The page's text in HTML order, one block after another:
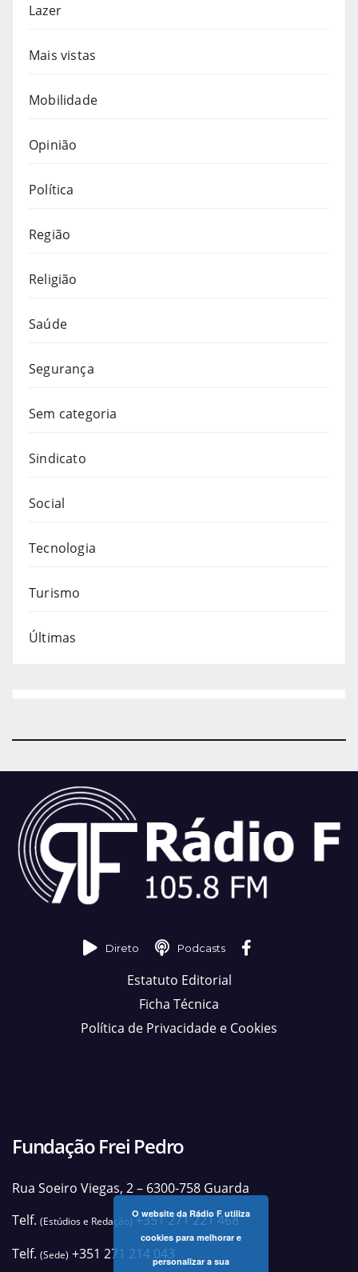
Lazer
Mais vistas
Mobilidade
Opinião
Política
Região
Religião
Saúde
Segurança
Sem categoria
Sindicato
Social
Tecnologia
Turismo
Últimas
Direto Podcasts
Estatuto Editorial
Ficha Técnica
Política de Privacidade e Cookies
Fundação Frei Pedro
Rua Soeiro Viegas, 2 – 6300-758 Guarda
Telf. (Estúdios e Redação)+351 271 221 468
Telf. (Sede) +351 271 214 043
O website da Rádio F utiliza
cookies para melhorar e
personalizar a sua